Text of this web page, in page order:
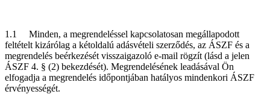
1.1 Minden, a megrendeléssel kapcsolatosan megállapodott
feltételt kizárólag a kétoldalú adásvételi szerződés, az ÁSZF és a
megrendelés beérkezését visszaigazoló e-mail rögzít (lásd a jelen
ÁSZF 4. § (2) bekezdését). Megrendelésének leadásával Ön
elfogadja a megrendelés időpontjában hatályos mindenkori ÁSZF
érvényességét.